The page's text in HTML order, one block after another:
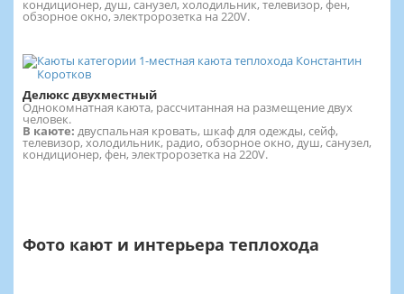
кондиционер, душ, санузел, холодильник, телевизор, фен,
обзорное окно, электророзетка на 220V.
Делюкс двухместный
Однокомнатная каюта, рассчитанная на размещение двух
человек.
В каюте: двуспальная кровать, шкаф для одежды, сейф,
телевизор, холодильник, радио, обзорное окно, душ, санузел,
кондиционер, фен, электророзетка на 220V.
Фото кают и интерьера теплохода